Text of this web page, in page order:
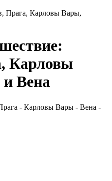
Прага, Карловы Вары,
Карловы
Вена
- Карловы Вары - Вена -